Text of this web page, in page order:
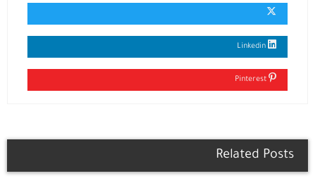
Related Posts